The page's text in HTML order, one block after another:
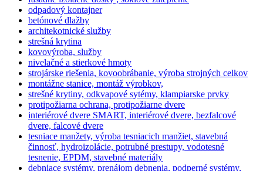
odpadový kontajner
betónové dlažby
architekotnické služby
strešná krytina
kovovýroba, služby
nivelačné a stierkové hmoty
strojárske riešenia, kovoobrábanie, výroba strojných celkov
montážne stanice, montáž výrobkov,
strešné krytiny, odkvapové sytémy, klampiarske prvky
protipožiarna ochrana, protipožiarne dvere
interiérové dvere SMART, interiérové dvere, bezfalcové
dvere, falcové dvere
tesniace manžety, výroba tesniacich manžiet, stavebná
činnosť, hydroizolácie, potrubné prestupy, vodotesné
tesnenie, EPDM, stavebné materiály
debniace systémy, prenájom debnenia, podperné systémy,